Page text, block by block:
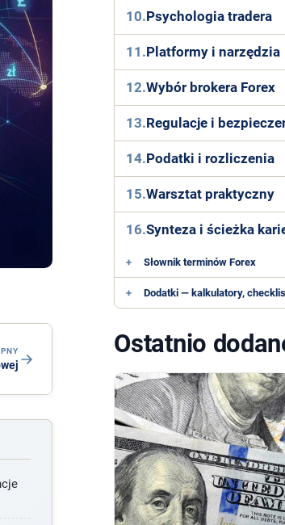
10.Psychologia tradera
11.Platformy i narzędzia
12.Wybór brokera Forex
13.Regulacje i
14.Podatki i rozliczenia
15.Warsztat praktyczny
16.Synteza i ścieżka
+ Słownik terminów Forex
+ Dodatki — kalkulatory,
Ostatnio